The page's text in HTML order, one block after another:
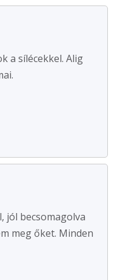
a sílécekkel. Alig
jól becsomagolva
meg őket. Minden